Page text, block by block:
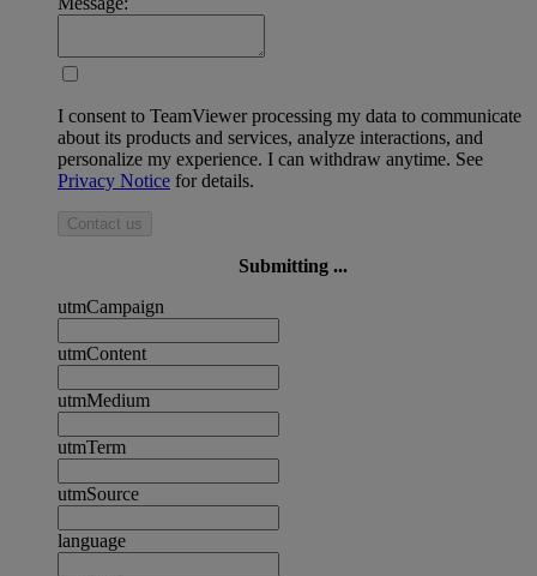
I consent to TeamViewer processing my data to communicate
about its products and services, analyze interactions, and
personalize my experience. I can withdraw anytime. See
Privacy Notice for details.
Contact us
Submitting ...
utmCampaign
utmContent
utmMedium
utmTerm
utmSource
language